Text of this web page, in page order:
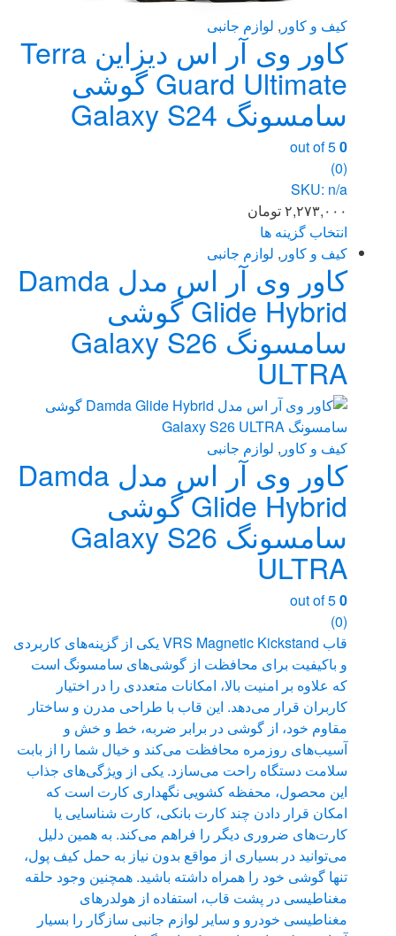
کیف و کاور , لوازم جانبی
کاور وی آر اس دیزاین Terra
Guard Ultimate گوشی
سامسونگ Galaxy S24
0
(0)
SKU: n/a
۲,۲۷۳,۰۰۰تومان
انتخاب گزینه ها
این
محصول
دارای
انواع
مختلفی
می
باشد.
گزینه
ها
ممکن
است
در
صفحه
محصول
انتخاب
شوند
کیف و کاور , لوازم جانبی
کاور وی آر اس مدل Damda
Glide Hybrid گوشی
سامسونگ Galaxy S26
ULTRA
کیف و کاور , لوازم جانبی
کاور وی آر اس مدل Damda
Glide Hybrid گوشی
سامسونگ Galaxy S26
ULTRA
0
(0)
قاب VRS Magnetic Kickstand یکی از گزینه‌های کاربردی
و باکیفیت برای محافظت از گوشی‌های سامسونگ است
که علاوه بر امنیت بالا، امکانات متعددی را در اختیار
کاربران قرار می‌دهد. این قاب با طراحی مدرن و ساختار
مقاوم خود، از گوشی در برابر ضربه، خط و خش و
آسیب‌های روزمره محافظت می‌کند و خیال شما را از بابت
سلامت دستگاه راحت می‌سازد. یکی از ویژگی‌های جذاب
این محصول، محفظه کشویی نگهداری کارت است که
امکان قرار دادن چند کارت بانکی، کارت شناسایی یا
کارت‌های ضروری دیگر را فراهم می‌کند. به همین دلیل
می‌توانید در بسیاری از مواقع بدون نیاز به حمل کیف پول،
تنها گوشی خود را همراه داشته باشید. همچنین وجود حلقه
مغناطیسی در پشت قاب، استفاده از هولدرهای
مغناطیسی خودرو و سایر لوازم جانبی سازگار را بسیار